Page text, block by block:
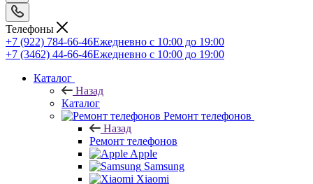
Телефоны
+7 (922) 784-66-46Ежедневно с 10:00 до 19:00
+7 (3462) 44-66-46Ежедневно с 10:00 до 19:00
Каталог
Назад
Каталог
Ремонт телефонов
Назад
Ремонт телефонов
Apple
Samsung
Xiaomi